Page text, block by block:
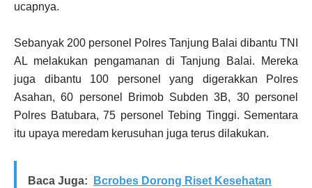
ucapnya.
Sebanyak 200 personel Polres Tanjung Balai dibantu TNI
AL melakukan pengamanan di Tanjung Balai. Mereka
juga dibantu 100 personel yang digerakkan Polres
Asahan, 60 personel Brimob Subden 3B, 30 personel
Polres Batubara, 75 personel Tebing Tinggi. Sementara
itu upaya meredam kerusuhan juga terus dilakukan.
Baca Juga:
Bcrobes Dorong Riset Kesehatan